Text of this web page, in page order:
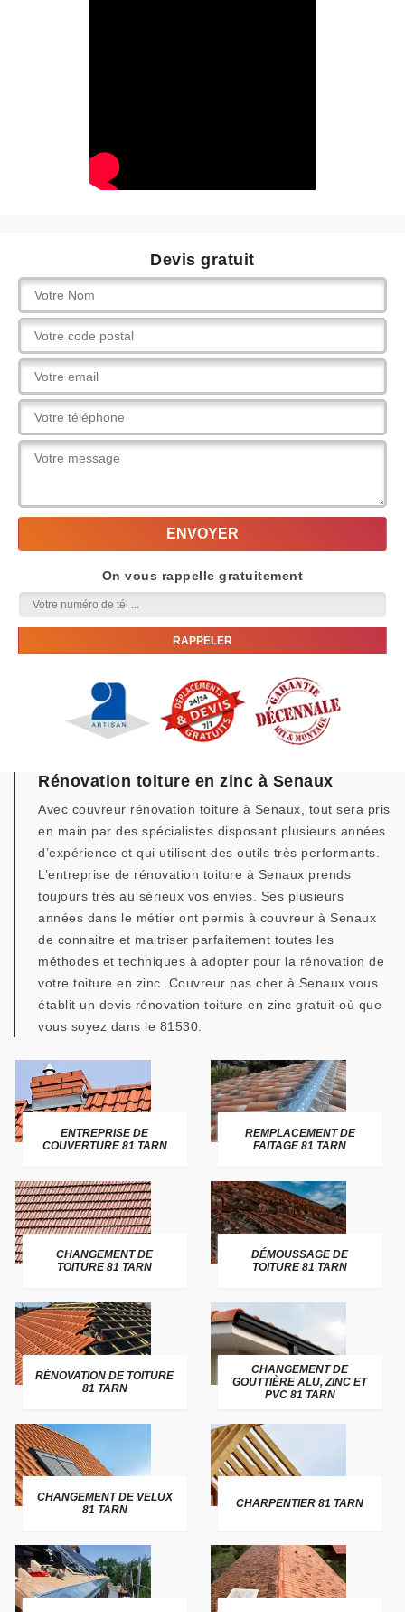
Devis gratuit
On vous rappelle gratuitement
Rénovation toiture en zinc à Senaux
Avec couvreur rénovation toiture à Senaux, tout sera pris
en main par des spécialistes disposant plusieurs années
d’expérience et qui utilisent des outils très performants.
L’entreprise de rénovation toiture à Senaux prends
toujours très au sérieux vos envies. Ses plusieurs
années dans le métier ont permis à couvreur à Senaux
de connaitre et maitriser parfaitement toutes les
méthodes et techniques à adopter pour la rénovation de
votre toiture en zinc. Couvreur pas cher à Senaux vous
établit un devis rénovation toiture en zinc gratuit où que
vous soyez dans le 81530.
ENTREPRISE DE
COUVERTURE 81 TARN
REMPLACEMENT DE
FAITAGE 81 TARN
CHANGEMENT DE
TOITURE 81 TARN
DÉMOUSSAGE DE
TOITURE 81 TARN
RÉNOVATION DE TOITURE
81 TARN
CHANGEMENT DE
GOUTTIÈRE ALU, ZINC ET
PVC 81 TARN
CHANGEMENT DE VELUX
81 TARN
CHARPENTIER 81 TARN